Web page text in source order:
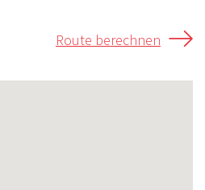
Route berechnen